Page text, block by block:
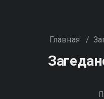
Главная /